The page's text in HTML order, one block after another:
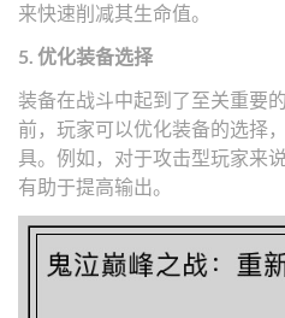
来快速削减其生命值。
5. 优化装备选择
装备在战斗中起到了至关重要
前，玩家可以优化装备的选择
具。例如，对于攻击型玩家来
有助于提高输出。